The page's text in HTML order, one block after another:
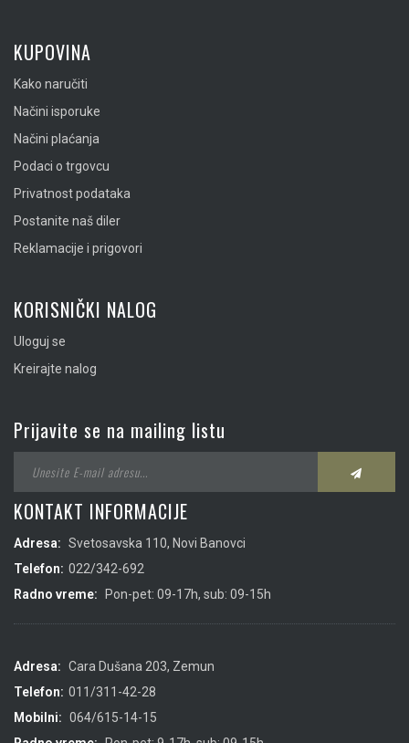
KUPOVINA
Kako naručiti
Načini isporuke
Načini plaćanja
Podaci o trgovcu
Privatnost podataka
Postanite naš diler
Reklamacije i prigovori
KORISNIČKI NALOG
Uloguj se
Kreirajte nalog
Prijavite se na mailing listu
KONTAKT INFORMACIJE
Adresa: Svetosavska 110, Novi Banovci
Telefon: 022/342-692
Radno vreme:
Pon-pet: 09-17h, sub: 09-15h
Adresa: Cara Dušana 203, Zemun
Telefon: 011/311-42-28
Mobilni: 064/615-14-15